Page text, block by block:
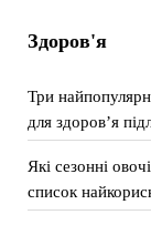
Здоров'я
Три
для здоров’я
Які сезонні
список